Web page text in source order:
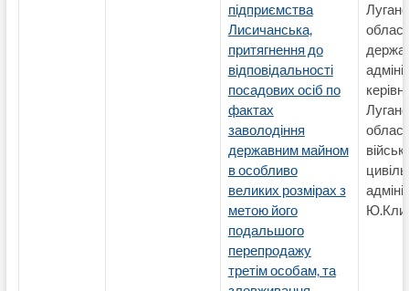
підприємства
Лисичанська,
притягнення до
відповідальності
посадових осіб по
фактах
заволодіння
державним майном
в особливо
великих розмірах з
метою його
подальшого
перепродажу
третім особам, та